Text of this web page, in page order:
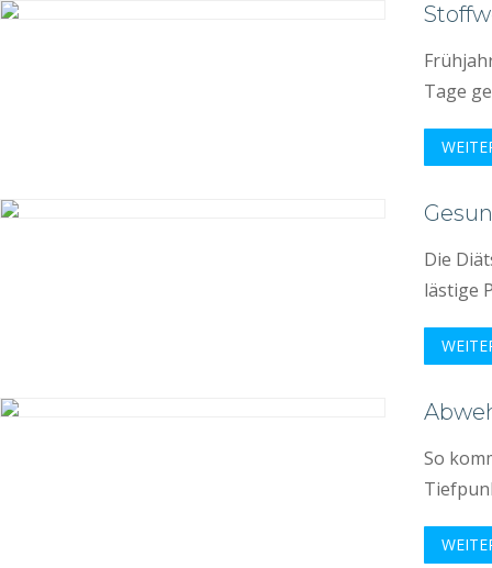
Tage
Die
lästige
So